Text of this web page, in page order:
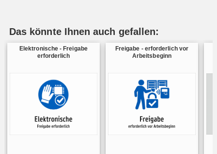
Das könnte Ihnen auch gefallen:
Elektronische - Freigabe
erforderlich
Freigabe - erforderlich vor
Arbeitsbeginn